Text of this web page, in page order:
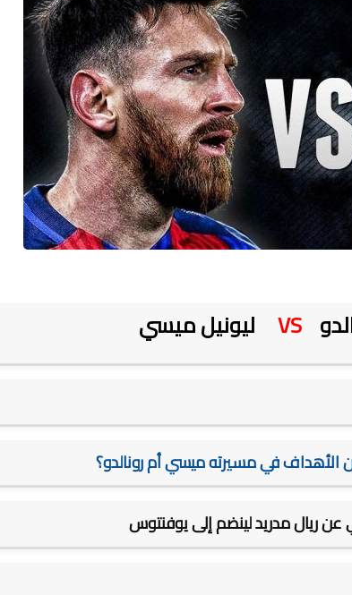
VS ليونيل ميسي
في مسيرته ميسي أم رونالدو؟
عن ريال مدريد لينضم إلى يوفنتوس